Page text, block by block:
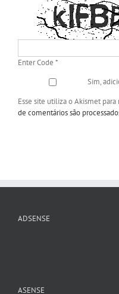
Enter Code *
Sim,
Esse site utiliza o Akismet para
de comentários são
ADSENSE
ASENSE